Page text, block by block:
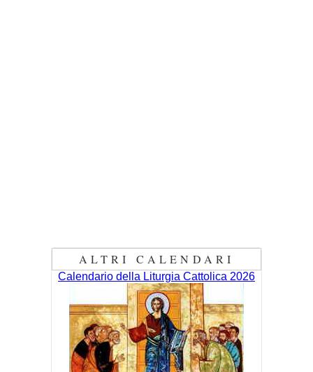
ALTRI CALENDARI
Calendario della Liturgia Cattolica 2026